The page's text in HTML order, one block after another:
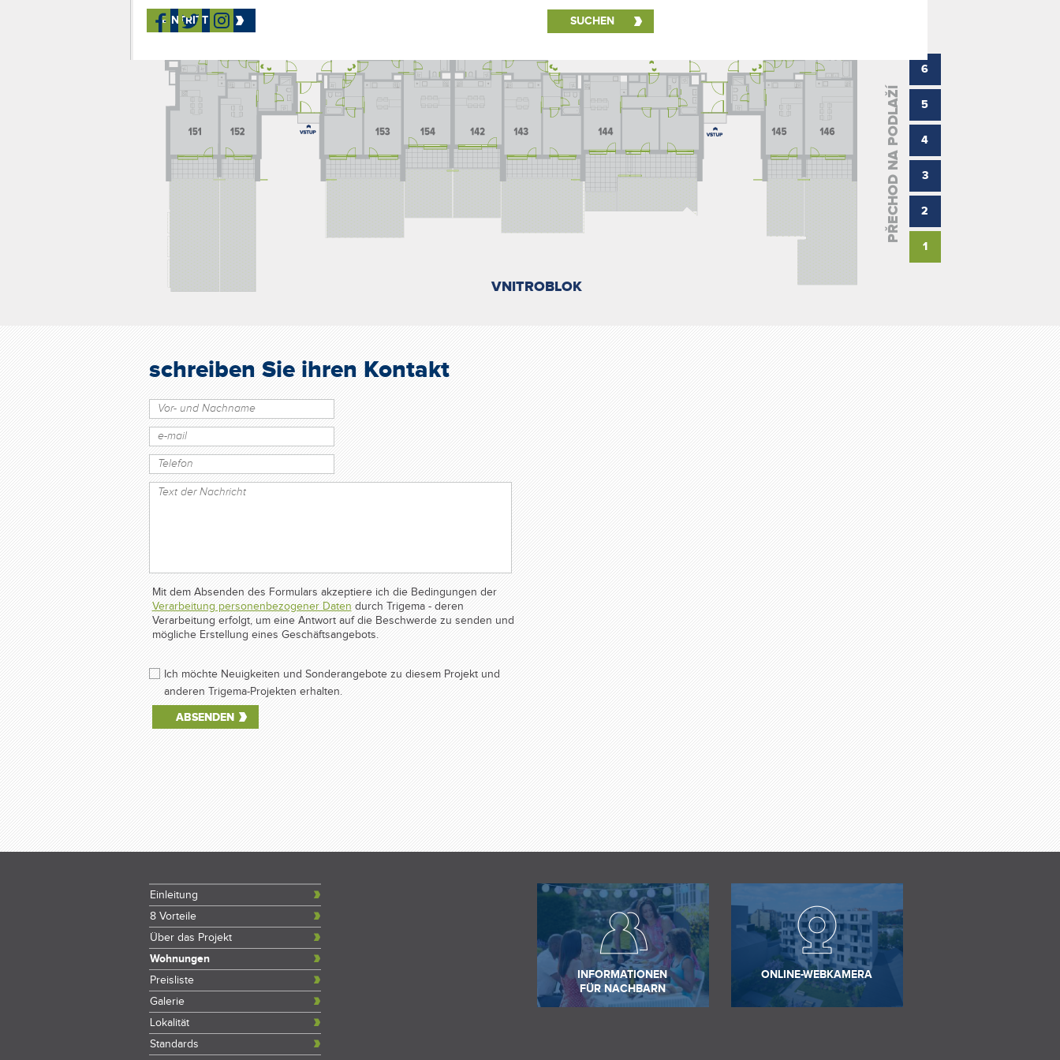
EINTRITT
VNITROBLOK
PŘECHOD NA PODLAŽÍ
6
5
4
3
2
1
schreiben Sie ihren Kontakt
Mit dem Absenden des Formulars akzeptiere ich die Bedingungen der
Verarbeitung personenbezogener Daten durch Trigema - deren
Verarbeitung erfolgt, um eine Antwort auf die Beschwerde zu senden und
mögliche Erstellung eines Geschäftsangebots.
Ich möchte Neuigkeiten und Sonderangebote zu diesem Projekt und
anderen Trigema-Projekten erhalten.
Einleitung
8 Vorteile
Über das Projekt
Wohnungen
Preisliste
Galerie
Lokalität
Standards
INFORMATIONEN
FÜR NACHBARN
ONLINE-WEBKAMERA